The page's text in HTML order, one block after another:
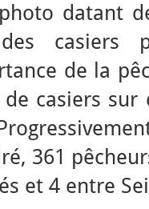
datant
casiers
de la
casiers
361
et 4 entre